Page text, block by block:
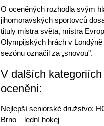
O oceněných rozhodla svým
jihomoravských sportovců
tituly mistra světa, mistra
Olympijských hrách v
sezónu označil za „snovou".
V dalších
oceněni:
Nejlepší seniorské družstvo:
Brno – lední hokej